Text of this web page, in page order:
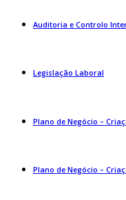
Auditoria e Controlo
Legislação Laboral
Plano de Negócio –
Plano de Negócio –